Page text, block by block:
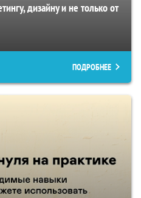
дизайну и не только от
ПОДРОБНЕЕ